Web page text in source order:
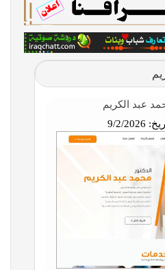
عبد الكريم